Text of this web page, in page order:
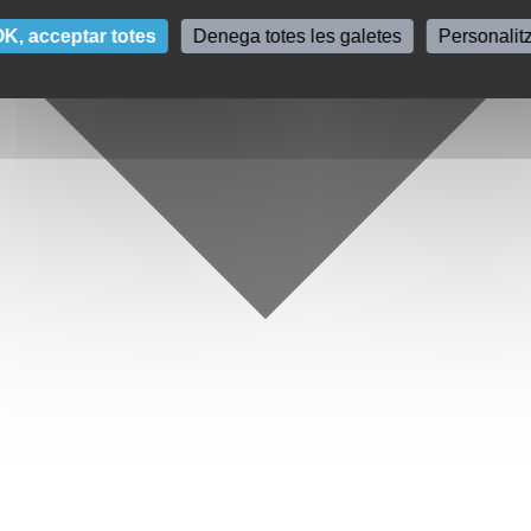
acceptar totes Denega totes les galetes